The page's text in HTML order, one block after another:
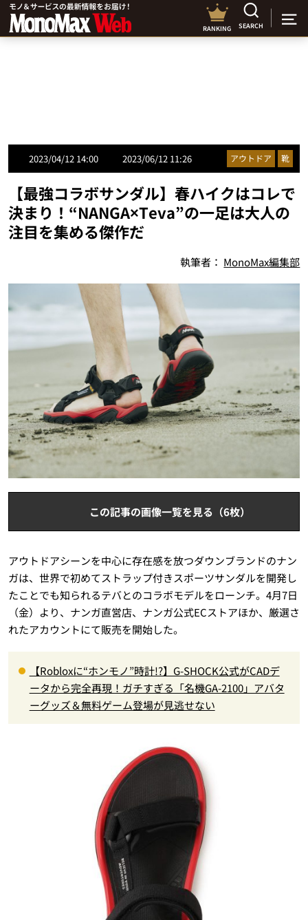
RANKING SEARCH
2023/04/12 14:00 2023/06/12 11:26 アウトドア 靴
【最強コラボサンダル】春ハイクはコレで
決まり！“NANGA×Teva”の一足は大人の
注目を集める傑作だ
執筆者： MonoMax編集部
この記事の画像一覧を見る（6枚）
アウトドアシーンを中心に存在感を放つダウンブランドのナン
ガは、世界で初めてストラップ付きスポーツサンダルを開発し
たことでも知られるテバとのコラボモデルをローンチ。4月7日
（金）より、ナンガ直営店、ナンガ公式ECストアほか、厳選さ
れたアカウントにて販売を開始した。
【Robloxに“ホンモノ”時計!?】G-SHOCK公式がCADデ
ータから完全再現！ガチすぎる「名機GA-2100」アバタ
ーグッズ＆無料ゲーム登場が見逃せない